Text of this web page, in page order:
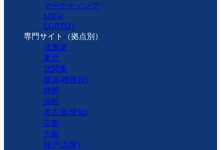
マーケティング
SDGs
LGBTQ+
専門サイト（拠点別）
北海道
東北
北関東
横浜(神奈川)
静岡
浜松
名古屋(愛知)
京都
大阪
神戸(兵庫)